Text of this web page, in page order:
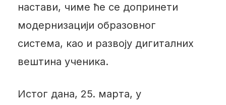
настави, чиме ће се допринети
модернизацији образовног
система, као и развоју дигиталних
вештина ученика.
Истог дана, 25. марта, у